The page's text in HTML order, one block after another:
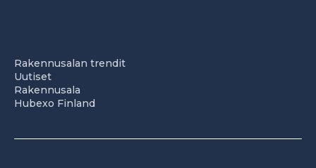
Rakennusalan trendit
Uutiset
Rakennusala
Hubexo Finland